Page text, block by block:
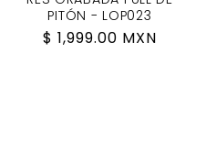
PITÓN - LOP023
Regular
$ 1,999.00 MXN